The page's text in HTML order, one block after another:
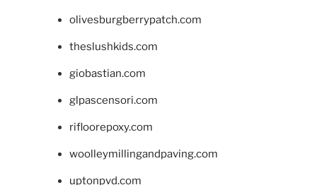
olivesburgberrypatch.com
theslushkids.com
giobastian.com
glpascensori.com
rifloorepoxy.com
woolleymillingandpaving.com
uptonpvd.com